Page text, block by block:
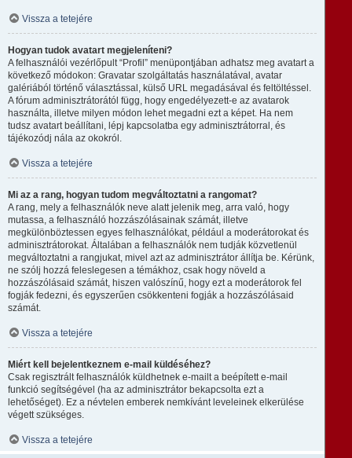
Vissza a tetejére
Hogyan tudok avatart megjeleníteni?
A felhasználói vezérlőpult “Profil” menüpontjában adhatsz meg avatart a
következő módokon: Gravatar szolgáltatás használatával, avatar
galériából történő választással, külső URL megadásával és feltöltéssel.
A fórum adminisztrátorától függ, hogy engedélyezett-e az avatarok
használta, illetve milyen módon lehet megadni ezt a képet. Ha nem
tudsz avatart beállítani, lépj kapcsolatba egy adminisztrátorral, és
tájékozódj nála az okokról.
Vissza a tetejére
Mi az a rang, hogyan tudom megváltoztatni a rangomat?
A rang, mely a felhasználók neve alatt jelenik meg, arra való, hogy
mutassa, a felhasználó hozzászólásainak számát, illetve
megkülönböztessen egyes felhasználókat, például a moderátorokat és
adminisztrátorokat. Általában a felhasználók nem tudják közvetlenül
megváltoztatni a rangjukat, mivel azt az adminisztrátor állítja be. Kérünk,
ne szólj hozzá feleslegesen a témákhoz, csak hogy növeld a
hozzászólásaid számát, hiszen valószínű, hogy ezt a moderátorok fel
fogják fedezni, és egyszerűen csökkenteni fogják a hozzászólásaid
számát.
Vissza a tetejére
Miért kell bejelentkeznem e-mail küldéséhez?
Csak regisztrált felhasználók küldhetnek e-mailt a beépített e-mail
funkció segítségével (ha az adminisztrátor bekapcsolta ezt a
lehetőséget). Ez a névtelen emberek nemkívánt leveleinek elkerülése
végett szükséges.
Vissza a tetejére